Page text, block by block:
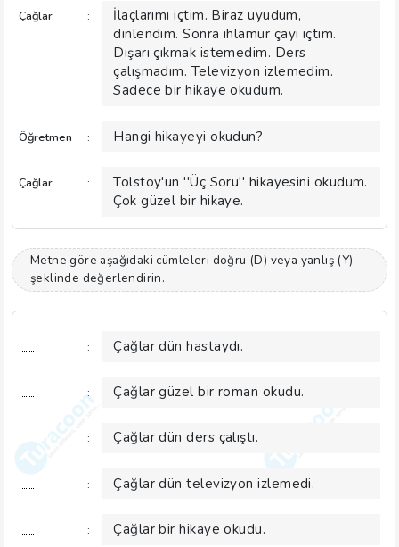
Çağlar :
İlaçlarımı içtim. Biraz uyudum,
dinlendim. Sonra ıhlamur çayı içtim.
Dışarı çıkmak istemedim. Ders
çalışmadım. Televizyon izlemedim.
Sadece bir hikaye okudum.
Öğretmen : Hangi hikayeyi okudun?
Çağlar :
Tolstoy'un ''Üç Soru'' hikayesini okudum.
Çok güzel bir hikaye.
Metne göre aşağıdaki cümleleri doğru (D) veya yanlış (Y)
şeklinde değerlendirin.
: Çağlar dün hastaydı.
: Çağlar güzel bir roman okudu.
: Çağlar dün ders çalıştı.
: Çağlar dün televizyon izlemedi.
: Çağlar bir hikaye okudu.